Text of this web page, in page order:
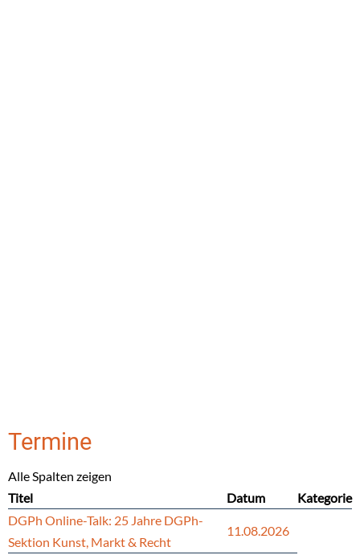
Termine
Alle Spalten zeigen
Titel
Datum
Kategorie
DGPh Online-Talk: 25 Jahre DGPh-
Sektion Kunst, Markt & Recht
11.08.2026